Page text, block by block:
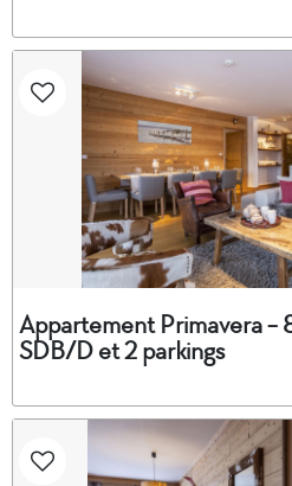
Appartement Primavera -
SDB/D et 2 parkings